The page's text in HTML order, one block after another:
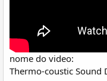
nome do video:
Thermo-coustic Sound